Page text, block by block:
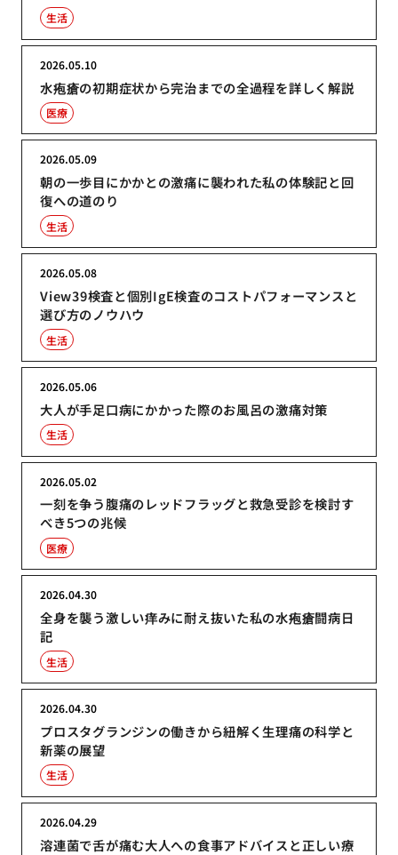
生活
水疱瘡の初期症状から完治までの全過程を詳しく解説
2026.05.10
医療
朝の一歩目にかかとの激痛に襲われた私の体験記と回
復への道のり
2026.05.09
生活
View39検査と個別IgE検査のコストパフォーマンスと
選び方のノウハウ
2026.05.08
生活
大人が手足口病にかかった際のお風呂の激痛対策
2026.05.06
生活
一刻を争う腹痛のレッドフラッグと救急受診を検討す
べき5つの兆候
2026.05.02
医療
全身を襲う激しい痒みに耐え抜いた私の水疱瘡闘病日
記
2026.04.30
生活
プロスタグランジンの働きから紐解く生理痛の科学と
新薬の展望
2026.04.30
生活
溶連菌で舌が痛む大人への食事アドバイスと正しい療
2026.04.29